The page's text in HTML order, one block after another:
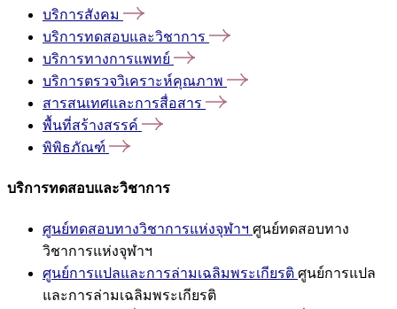
บริการสังคม
บริการทดสอบและวิชาการ
บริการทางการแพทย์
บริการตรวจวิเคราะห์คุณภาพ
สารสนเทศและการสื่อสาร
พื้นที่สร้างสรรค์
พิพิธภัณฑ์
บริการทดสอบและวิชาการ
ศูนย์ทดสอบทางวิชาการแห่งจุฬาฯ ศูนย์ทดสอบทาง
วิชาการแห่งจุฬาฯ
ศูนย์การแปลและการล่ามเฉลิมพระเกียรติ ศูนย์การแปล
และการล่ามเฉลิมพระเกียรติ